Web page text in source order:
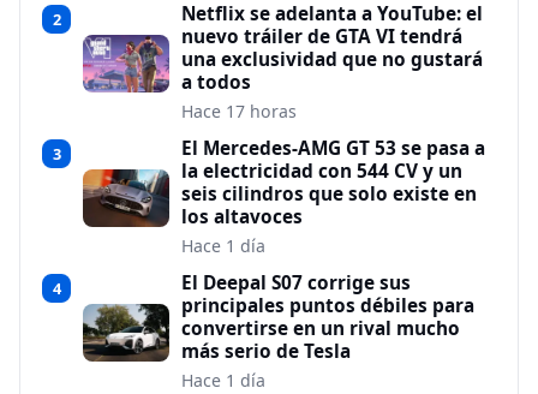
2
Netflix se adelanta a YouTube: el
nuevo tráiler de GTA VI tendrá
una exclusividad que no gustará
a todos
Hace 17 horas
3
El Mercedes-AMG GT 53 se pasa a
la electricidad con 544 CV y un
seis cilindros que solo existe en
los altavoces
Hace 1 día
4
El Deepal S07 corrige sus
principales puntos débiles para
convertirse en un rival mucho
más serio de Tesla
Hace 1 día